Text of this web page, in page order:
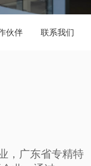
伙伴 联系我们
，广东省专精特